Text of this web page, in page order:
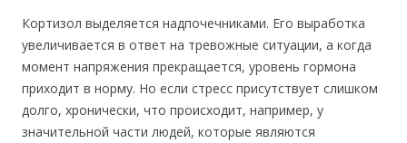
Кортизол выделяется надпочечниками. Его выработка
увеличивается в ответ на тревожные ситуации, а когда
момент напряжения прекращается, уровень гормона
приходит в норму. Но если стресс присутствует слишком
долго, хронически, что происходит, например, у
значительной части людей, которые являются